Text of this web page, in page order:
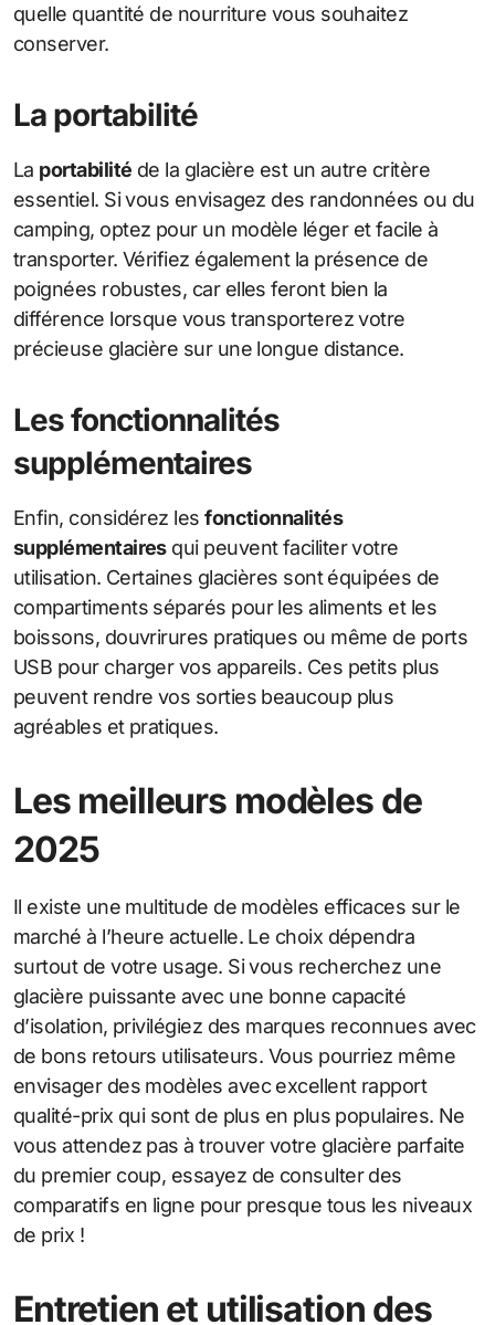
quelle quantité de nourriture vous souhaitez
conserver.
La portabilité
La portabilité de la glacière est un autre critère
essentiel. Si vous envisagez des randonnées ou du
camping, optez pour un modèle léger et facile à
transporter. Vérifiez également la présence de
poignées robustes, car elles feront bien la
différence lorsque vous transporterez votre
précieuse glacière sur une longue distance.
Les fonctionnalités
supplémentaires
Enfin, considérez lesfonctionnalités
supplémentairesqui peuvent faciliter votre
utilisation. Certaines glacières sont équipées de
compartiments séparés pour les aliments et les
boissons, douvrirures pratiques ou même de ports
USB pour charger vos appareils. Ces petits plus
peuvent rendre vos sorties beaucoup plus
agréables et pratiques.
Les meilleurs modèles de
2025
Il existe une multitude de modèles efficaces sur le
marché à l’heure actuelle. Le choix dépendra
surtout de votre usage. Si vous recherchez une
glacière puissante avec une bonne capacité
d’isolation, privilégiez des marques reconnues avec
de bons retours utilisateurs. Vous pourriez même
envisager des modèles avec excellent rapport
qualité-prix qui sont de plus en plus populaires. Ne
vous attendez pas à trouver votre glacière parfaite
du premier coup, essayez de consulter des
comparatifs en ligne pour presque tous les niveaux
de prix !
Entretien et utilisation des